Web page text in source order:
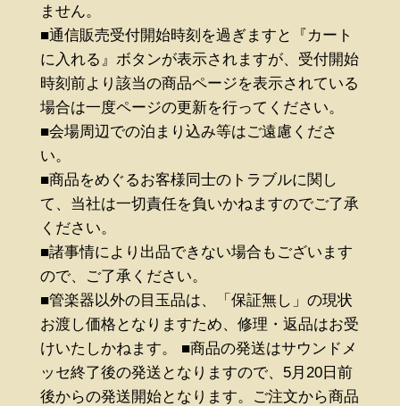
ません。
■通信販売受付開始時刻を過ぎますと『カート
に入れる』ボタンが表示されますが、受付開始
時刻前より該当の商品ページを表示されている
場合は一度ページの更新を行ってください。
■会場周辺での泊まり込み等はご遠慮くださ
い。
■商品をめぐるお客様同士のトラブルに関し
て、当社は一切責任を負いかねますのでご了承
ください。
■諸事情により出品できない場合もございます
ので、ご了承ください。
■管楽器以外の目玉品は、「保証無し」の現状
お渡し価格となりますため、修理・返品はお受
けいたしかねます。 ■商品の発送はサウンドメ
ッセ終了後の発送となりますので、5月20日前
後からの発送開始となります。ご注文から商品